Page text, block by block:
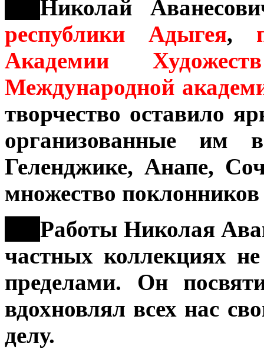
Николай
республики Адыгея,
Академии Художеств
Международной
творчество оставило
организованные им
Геленджике, Анапе,
множество поклонников
Работы Николая
частных коллекциях
пределами. Он
вдохновлял всех нас
делу.